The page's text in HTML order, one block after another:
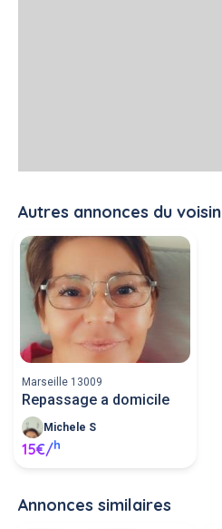
Autres annonces du voisin
Marseille 13009
Repassage a domicile
Michele S
15€/h
Annonces similaires